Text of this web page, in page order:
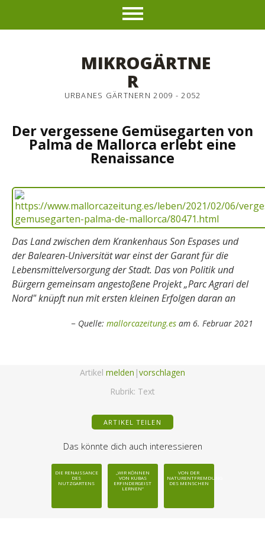
MIKROGÄRTNE
R
URBANES GÄRTNERN 2009 - 2052
Der vergessene Gemüsegarten von
Palma de Mallorca erlebt eine
Renaissance
Das Land zwischen dem Krankenhaus Son Espases und
der Balearen-Universität war einst der Garant für die
Lebensmittelversorgung der Stadt. Das von Politik und
Bürgern gemeinsam angestoßene Projekt „Parc Agrari del
Nord" knüpft nun mit ersten kleinen Erfolgen daran an
Quelle: mallorcazeitung.es am 6. Februar 2021
Artikel melden |vorschlagen
Rubrik: Text
ARTIKEL TEILEN
Das könnte dich auch interessieren
DIE RENAISSANCE
DES
NUTZGARTENS
„WIR KÖNNEN
VON KUBAS
ERFINDERGEIST
LERNEN“
VON DER
NATURENTFREMDUNG
DES MENSCHEN